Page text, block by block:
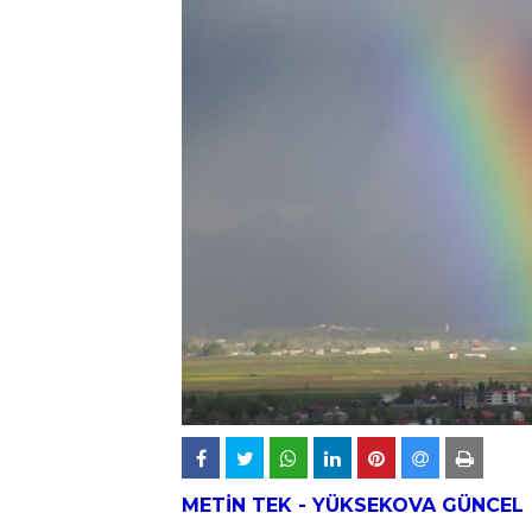
METİN TEK -YÜKSEKOVAGÜNCEL